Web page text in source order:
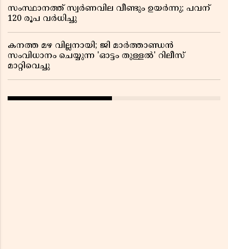
സംസ്ഥാനത്ത് സ്വര്‍ണവില വീണ്ടും ഉയർന്നു; പവന്
120 രൂപ വര്‍ധിച്ചു
കനത്ത മഴ വില്ലനായി; ജി മാർത്താണ്ഡൻ
സംവിധാനം ചെയ്യുന്ന 'ഓട്ടം തുള്ളൽ' റിലീസ്
മാറ്റിവെച്ചു